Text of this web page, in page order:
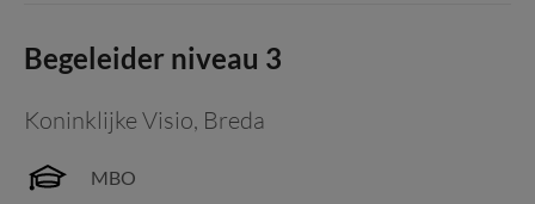
Begeleider niveau 3
Koninklijke Visio, Breda
MBO